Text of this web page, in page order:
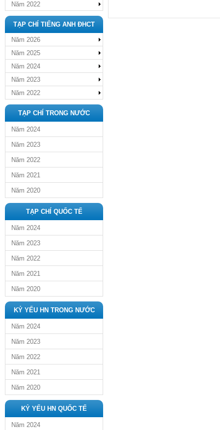
Năm 2022
TẠP CHÍ TIẾNG ANH ĐHCT
Năm 2026
Năm 2025
Năm 2024
Năm 2023
Năm 2022
TẠP CHÍ TRONG NƯỚC
Năm 2024
Năm 2023
Năm 2022
Năm 2021
Năm 2020
TẠP CHÍ QUỐC TẾ
Năm 2024
Năm 2023
Năm 2022
Năm 2021
Năm 2020
KỶ YẾU HN TRONG NƯỚC
Năm 2024
Năm 2023
Năm 2022
Năm 2021
Năm 2020
KỶ YẾU HN QUỐC TẾ
Năm 2024